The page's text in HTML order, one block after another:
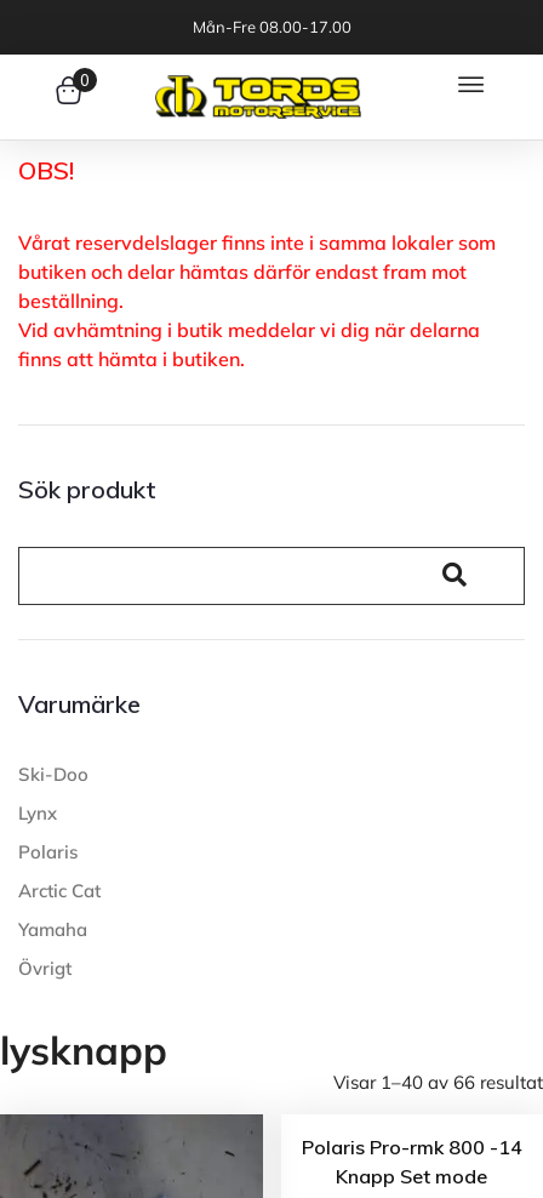
Mån-Fre 08.00-17.00
0
OBS!
Vårat reservdelslager finns inte i samma lokaler som
butiken och delar hämtas därför endast fram mot
beställning.
Vid avhämtning i butik meddelar vi dig när delarna
finns att hämta i butiken.
Sök produkt
Varumärke
Ski-Doo
Lynx
Polaris
Arctic Cat
Yamaha
Övrigt
lysknapp
Visar 1–40 av 66 resultat
Polaris Pro-rmk 800 -14
Knapp Set mode